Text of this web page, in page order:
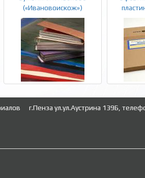
(«Ивановоискож»)
г.Пенза ул.ул.Аустрина 139Б,